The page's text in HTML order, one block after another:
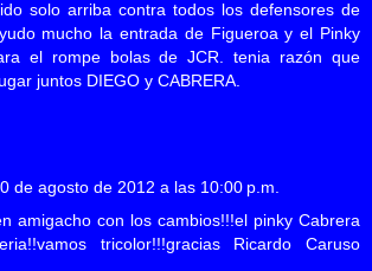
solo arriba contra todos los defensores de
mucho la entrada de Figueroa y el Pinky
el rompe bolas de JCR. tenia razón que
juntos DIEGO y CABRERA.
de agosto de 2012 a las 10:00 p.m.
amigacho con los cambios!!!el pinky Cabrera
tricolor!!!gracias Ricardo Caruso